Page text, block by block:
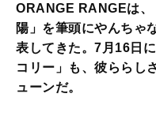
ORANGE RANGEは、
陽」を筆頭にやんちゃ
表してきた。7月16日
コリー」も、彼ららし
ューンだ。